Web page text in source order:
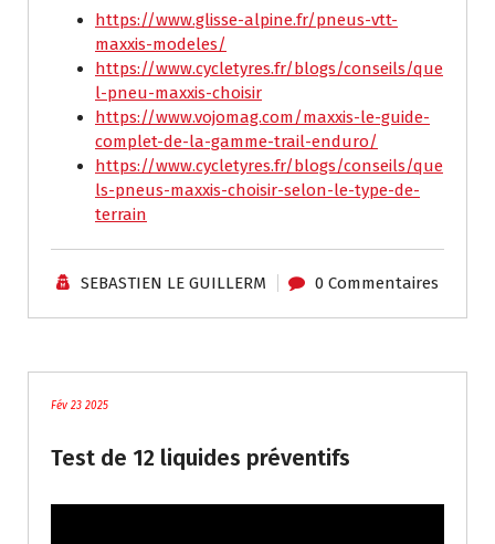
https://www.glisse-alpine.fr/pneus-vtt-
maxxis-modeles/
https://www.cycletyres.fr/blogs/conseils/que
l-pneu-maxxis-choisir
https://www.vojomag.com/maxxis-le-guide-
complet-de-la-gamme-trail-enduro/
https://www.cycletyres.fr/blogs/conseils/que
ls-pneus-maxxis-choisir-selon-le-type-de-
terrain
SEBASTIEN LE GUILLERM 0 Commentaires
Fév 23 2025
Test de 12 liquides préventifs